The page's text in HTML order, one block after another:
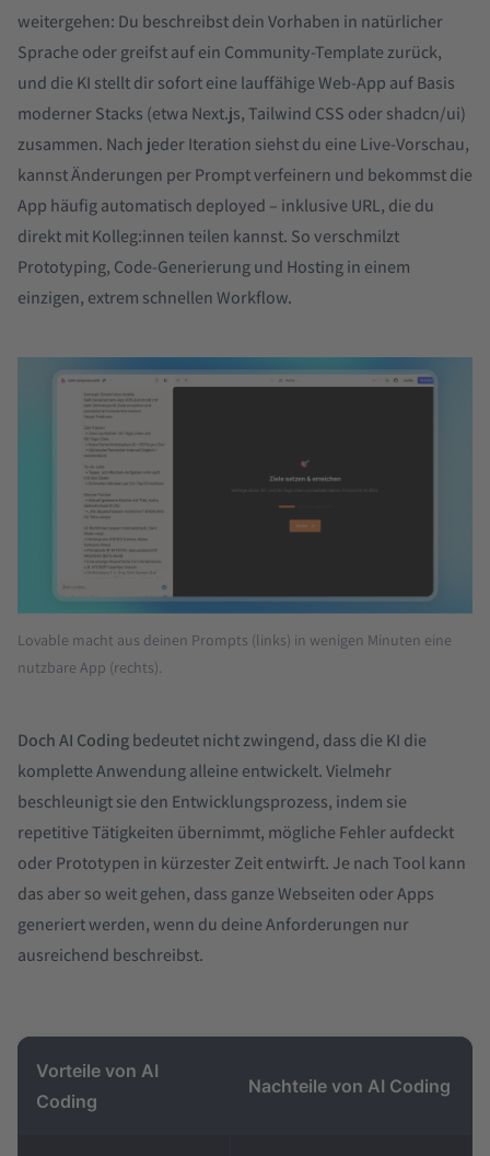
weitergehen: Du beschreibst dein Vorhaben in natürlicher
Sprache oder greifst auf ein Community-Template zurück,
und die KI stellt dir sofort eine lauffähige Web-App auf Basis
moderner Stacks (etwa Next.js, Tailwind CSS oder shadcn/ui)
zusammen. Nach jeder Iteration siehst du eine Live-Vorschau,
kannst Änderungen per Prompt verfeinern und bekommst die
App häufig automatisch deployed – inklusive URL, die du
direkt mit Kolleg:innen teilen kannst. So verschmilzt
Prototyping, Code-Generierung und Hosting in einem
einzigen, extrem schnellen Workflow.
Lovable macht aus deinen Prompts (links) in wenigen Minuten eine
nutzbare App (rechts).
Doch AI Codingbedeutet nicht zwingend, dass die KI die
komplette Anwendung alleine entwickelt. Vielmehr
beschleunigt sie den Entwicklungsprozess, indem sie
repetitive Tätigkeiten übernimmt, mögliche Fehler aufdeckt
oder Prototypen in kürzester Zeit entwirft. Je nach Tool kann
das aber so weit gehen, dass ganze Webseiten oder Apps
generiert werden, wenn du deine Anforderungen nur
ausreichend beschreibst.
Vorteile von AI
Coding
Nachteile von AI Coding